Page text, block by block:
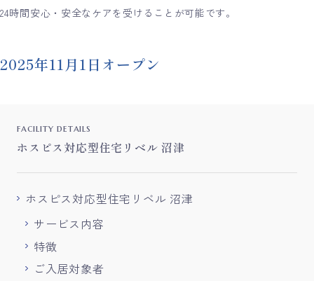
facility details
ホスピス対応型住宅リベル 沼津
ホスピス対応型住宅リベル 沼津
サービス内容
特徴
ご入居対象者
24時間安心・安全なケアを受けることが可能です。
2025年11月1日オープン